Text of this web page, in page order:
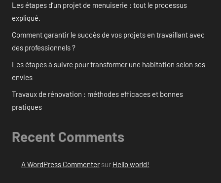
Les étapes d’un projet de menuiserie : tout le processus
expliqué.
Comment garantir le succès de vos projets en travaillant avec
des professionnels ?
Les étapes à suivre pour transformer une habitation selon ses
envies
Travaux de rénovation : méthodes efficaces et bonnes
pratiques
Recent Comments
A WordPress Commentersur Hello world!